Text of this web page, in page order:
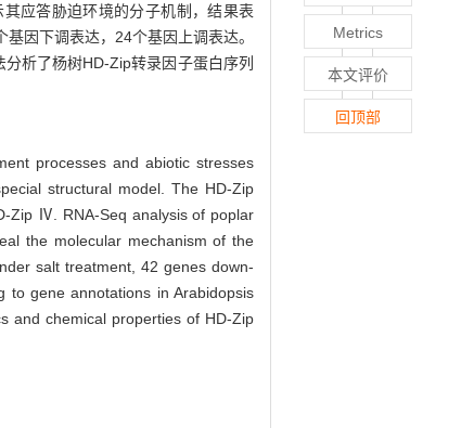
应答胁迫环境的分子机制，结果表
因下调表达，24个基因上调表达。
析了杨树HD-Zip转录因子蛋白序列
processes and abiotic stresses
structural model. The HD-Zip
Zip Ⅳ. RNA-Seq analysis of poplar
the molecular mechanism of the
salt treatment, 42 genes down-
to gene annotations in Arabidopsis
and chemical properties of HD-Zip
Metrics
本文评价
回顶部